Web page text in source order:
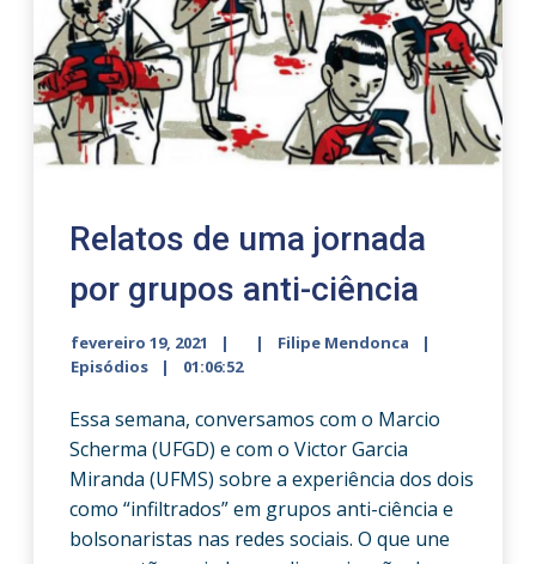
Relatos de uma jornada
por grupos anti-ciência
fevereiro 19, 2021
Filipe Mendonca
Episódios
01:06:52
Essa semana, conversamos com o Marcio
Scherma (UFGD) e com o Victor Garcia
Miranda (UFMS) sobre a experiência dos dois
como “infiltrados” em grupos anti-ciência e
bolsonaristas nas redes sociais. O que une